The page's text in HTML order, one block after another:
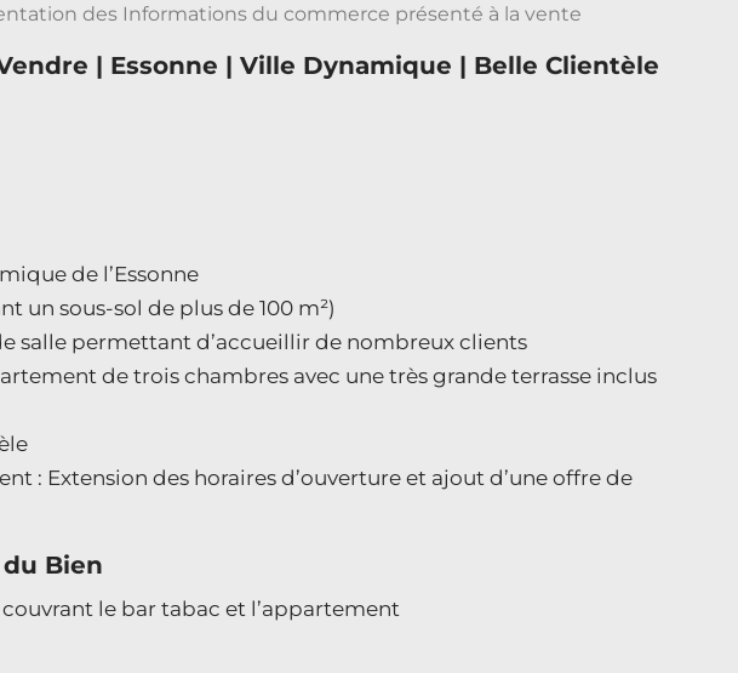
| Essonne | Ville Dynamique | Belle Clientèle
de l’Essonne
un sous-sol de plus de 100 m²)
salle permettant d’accueillir de nombreux clients
de trois chambres avec une très grande terrasse inclus
: Extension des horaires d’ouverture et ajout d’une offre de
Bien
couvrant le bar tabac et l’appartement